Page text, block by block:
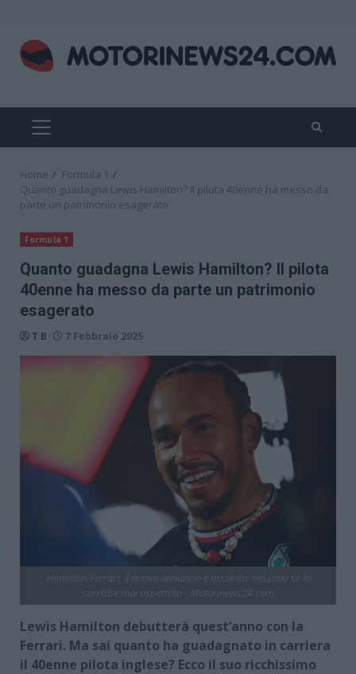
content
PRIMARY
MENU
Home
Formula 1
Quanto guadagna Lewis Hamilton? Il pilota 40enne ha messo da
parte un patrimonio esagerato
Formula 1
Quanto guadagna Lewis Hamilton? Il pilota
40enne ha messo da parte un patrimonio
esagerato
T B 7 Febbraio 2025
Lewis Hamilton debutterà quest’anno con la
Ferrari. Ma sai quanto ha guadagnato in carriera
il 40enne pilota inglese? Ecco il suo ricchissimo